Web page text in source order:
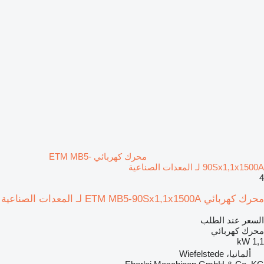
محرك كهربائي ETM MB5-
90Sx1,1x1500A لـ المعدات الصناعية
4
محرك كهربائي ETM MB5-90Sx1,1x1500A لـ المعدات الصناعية
السعر عند الطلب
محرك كهربائي
1,1 kW
ألمانيا، Wiefelstede